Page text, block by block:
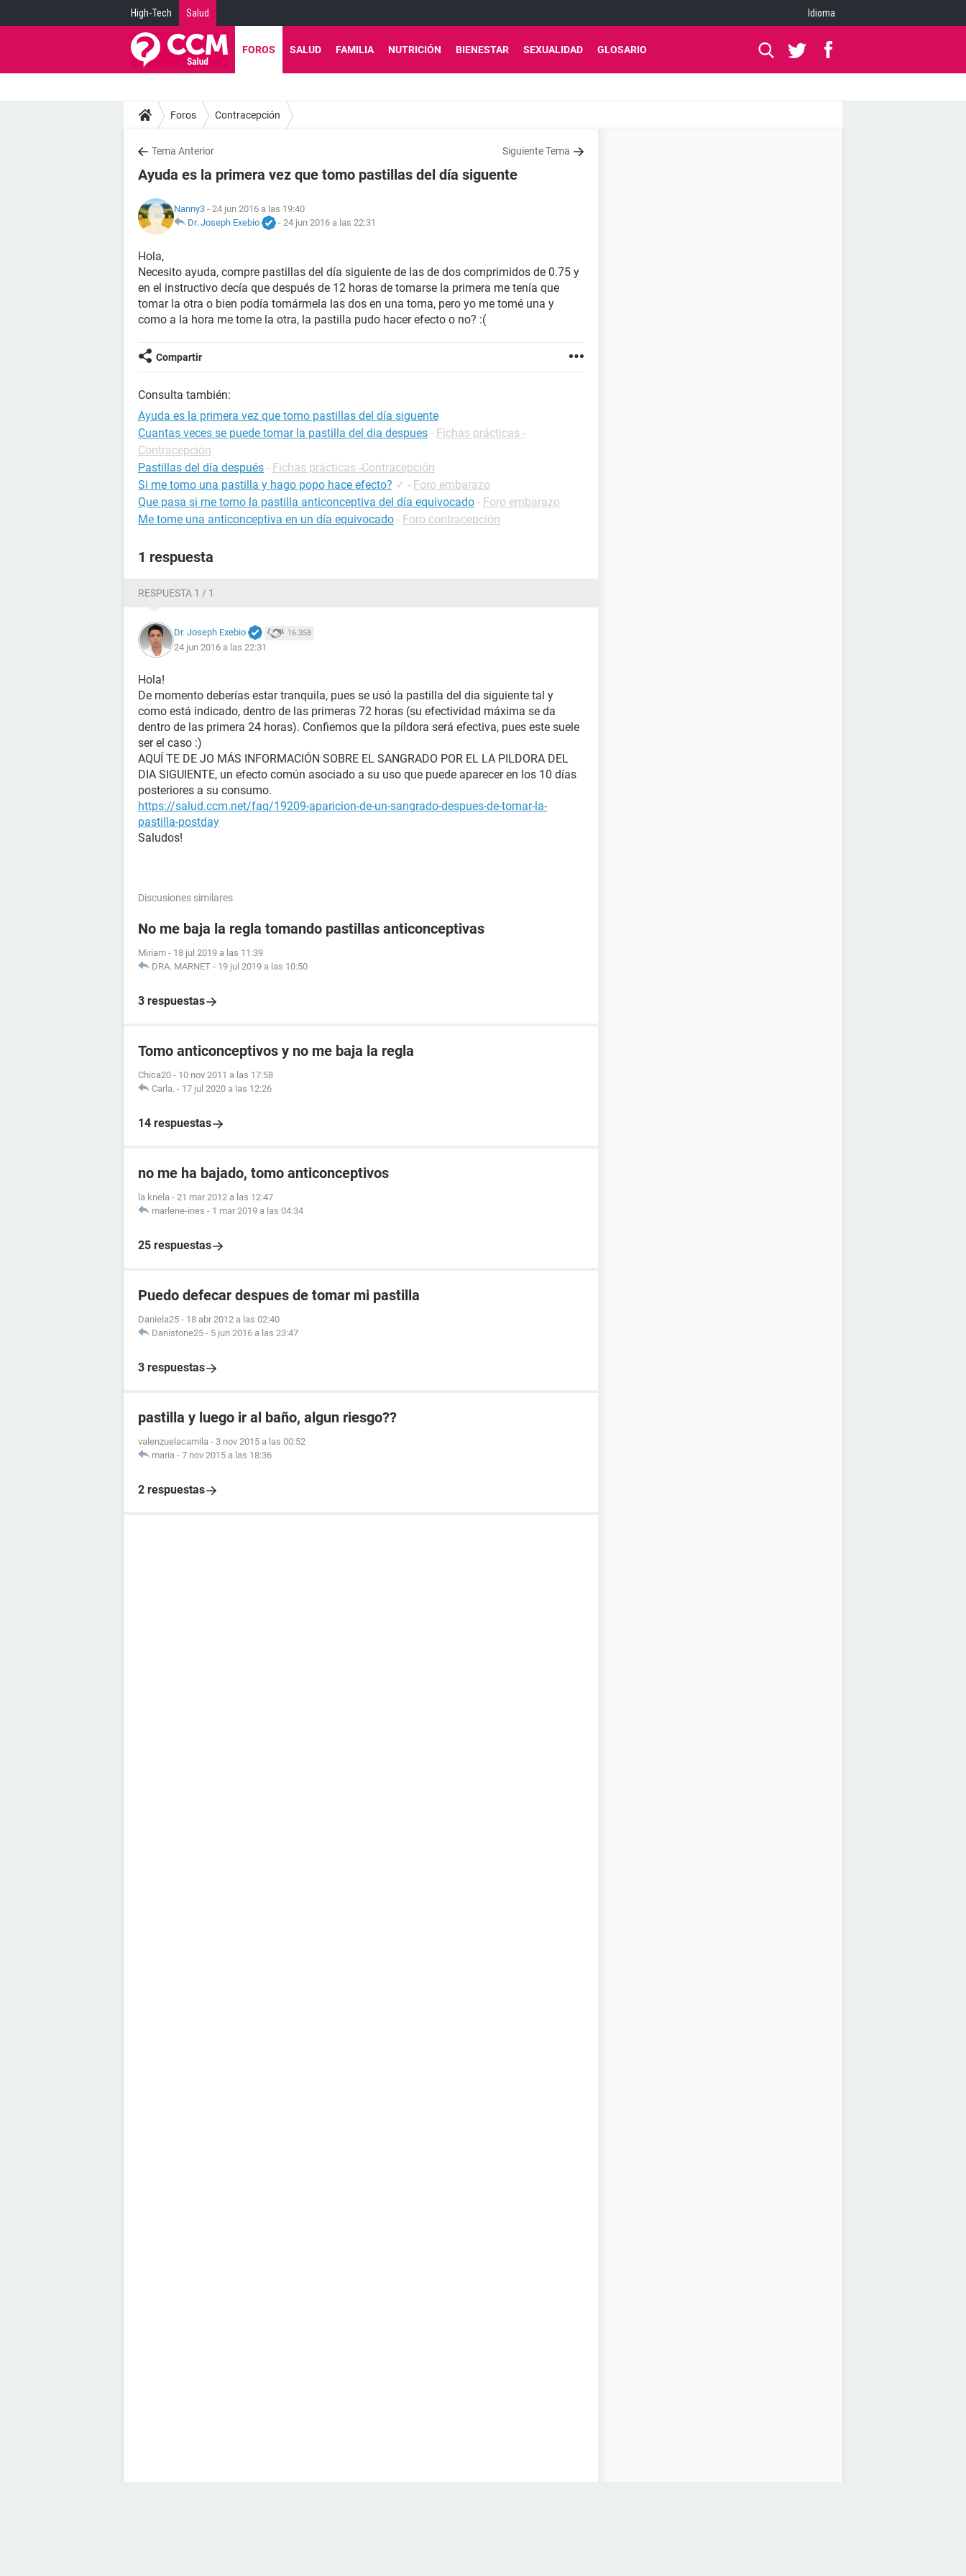
High-Tech Salud Idioma
FOROS SALUD FAMILIA NUTRICIÓN BIENESTAR SEXUALIDAD GLOSARIO
Foros Contracepción
Tema Anterior Siguiente Tema
Ayuda es la primera vez que tomo pastillas del día siguente
Nanny3 - 24 jun 2016 a las 19:40
Dr. Joseph Exebio
- 24 jun 2016 a las 22:31
Hola,
Necesito ayuda, compre pastillas del día siguiente de las de dos comprimidos de 0.75 y
en el instructivo decía que después de 12 horas de tomarse la primera me tenía que
tomar la otra o bien podía tomármela las dos en una toma, pero yo me tomé una y
como a la hora me tome la otra, la pastilla pudo hacer efecto o no? :(
Compartir
Consulta también:
Ayuda es la primera vez que tomo pastillas del día siguente
Cuantas veces se puede tomar la pastilla del dia despues - Fichas prácticas -
Contracepción
Pastillas del día después - Fichas prácticas -Contracepción
Si me tomo una pastilla y hago popo hace efecto? ✓ - Foro embarazo
Que pasa si me tomo la pastilla anticonceptiva del día equivocado - Foro embarazo
Me tome una anticonceptiva en un día equivocado - Foro contracepción
1 respuesta
RESPUESTA 1 / 1
Dr. Joseph Exebio 16.358
24 jun 2016 a las 22:31
Hola!
De momento deberías estar tranquila, pues se usó la pastilla del dia siguiente tal y
como está indicado, dentro de las primeras 72 horas (su efectividad máxima se da
dentro de las primera 24 horas). Confiemos que la píldora será efectiva, pues este suele
ser el caso :)
AQUÍ TE DE JO MÁS INFORMACIÓN SOBRE EL SANGRADO POR EL LA PILDORA DEL
DIA SIGUIENTE, un efecto común asociado a su uso que puede aparecer en los 10 días
posteriores a su consumo.
https://salud.ccm.net/faq/19209-aparicion-de-un-sangrado-despues-de-tomar-la-
pastilla-postday
Saludos!
Discusiones similares
No me baja la regla tomando pastillas anticonceptivas
Miriam - 18 jul 2019 a las 11:39
DRA. MARNET - 19 jul 2019 a las 10:50
3 respuestas
Tomo anticonceptivos y no me baja la regla
Chica20 - 10 nov 2011 a las 17:58
Carla. - 17 jul 2020 a las 12:26
14 respuestas
no me ha bajado, tomo anticonceptivos
la knela - 21 mar 2012 a las 12:47
marlene-ines - 1 mar 2019 a las 04:34
25 respuestas
Puedo defecar despues de tomar mi pastilla
Daniela25 - 18 abr 2012 a las 02:40
Danistone25 - 5 jun 2016 a las 23:47
3 respuestas
pastilla y luego ir al baño, algun riesgo??
valenzuelacamila - 3 nov 2015 a las 00:52
maria - 7 nov 2015 a las 18:36
2 respuestas